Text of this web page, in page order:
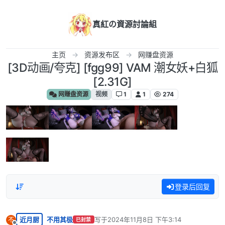
真紅の資源討論組
主页 资源发布区 网赚盘资源
[3D动画/夸克] [fgg99] VAM 潮女妖+白狐
[2.31G]
网赚盘资源 视频 1 1 274
登录后回复
不 近月厨 不用其极 已封禁 写于2024年11月8日 下午3:14